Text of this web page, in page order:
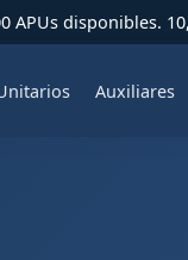
APUs disponibles.
Auxiliares